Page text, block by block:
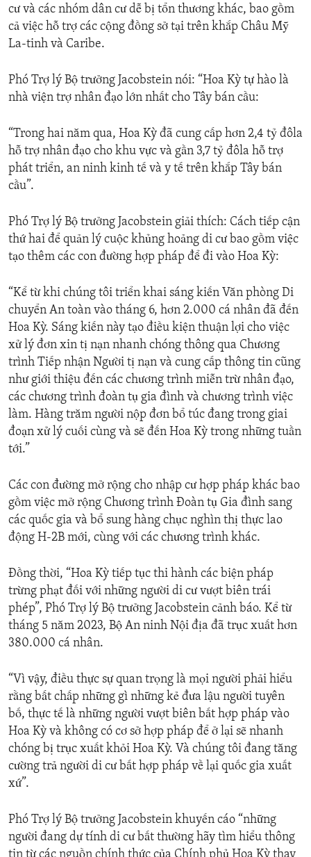
cư và các nhóm dân cư dễ bị tổn thương khác, bao gồm
cả việc hỗ trợ các cộng đồng sở tại trên khắp Châu Mỹ
La-tinh và Caribe.
Phó Trợ lý Bộ trưởng Jacobstein nói: “Hoa Kỳ tự hào là
nhà viện trợ nhân đạo lớn nhất cho Tây bán cầu:
“Trong hai năm qua, Hoa Kỳ đã cung cấp hơn 2,4 tỷ đôla
hỗ trợ nhân đạo cho khu vực và gần 3,7 tỷ đôla hỗ trợ
phát triển, an ninh kinh tế và y tế trên khắp Tây bán
cầu”.
Phó Trợ lý Bộ trưởng Jacobstein giải thích: Cách tiếp cận
thứ hai để quản lý cuộc khủng hoảng di cư bao gồm việc
tạo thêm các con đường hợp pháp để đi vào Hoa Kỳ:
“Kể từ khi chúng tôi triển khai sáng kiến Văn phòng Di
chuyển An toàn vào tháng 6, hơn 2.000 cá nhân đã đến
Hoa Kỳ. Sáng kiến này tạo điều kiện thuận lợi cho việc
xử lý đơn xin tị nạn nhanh chóng thông qua Chương
trình Tiếp nhận Người tị nạn và cung cấp thông tin cũng
như giới thiệu đến các chương trình miễn trừ nhân đạo,
các chương trình đoàn tụ gia đình và chương trình việc
làm. Hàng trăm người nộp đơn bổ túc đang trong giai
đoạn xử lý cuối cùng và sẽ đến Hoa Kỳ trong những tuần
tới.”
Các con đường mở rộng cho nhập cư hợp pháp khác bao
gồm việc mở rộng Chương trình Đoàn tụ Gia đình sang
các quốc gia và bổ sung hàng chục nghìn thị thực lao
động H-2B mới, cùng với các chương trình khác.
Đồng thời, “Hoa Kỳ tiếp tục thi hành các biện pháp
trừng phạt đối với những người di cư vượt biên trái
phép”, Phó Trợ lý Bộ trưởng Jacobstein cảnh báo. Kể từ
tháng 5 năm 2023, Bộ An ninh Nội địa đã trục xuất hơn
380.000 cá nhân.
“Vì vậy, điều thực sự quan trọng là mọi người phải hiểu
rằng bất chấp những gì những kẻ đưa lậu người tuyên
bố, thực tế là những người vượt biên bất hợp pháp vào
Hoa Kỳ và không có cơ sở hợp pháp để ở lại sẽ nhanh
chóng bị trục xuất khỏi Hoa Kỳ. Và chúng tôi đang tăng
cường trả người di cư bất hợp pháp về lại quốc gia xuất
xứ”.
Phó Trợ lý Bộ trưởng Jacobstein khuyến cáo “những
người đang dự tính di cư bất thường hãy tìm hiểu thông